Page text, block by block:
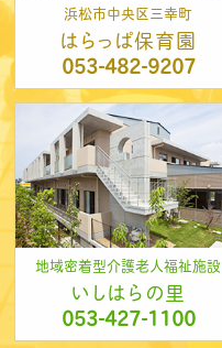
浜松市中央区三幸町
はらっぱ保育園
053-482-9207
地域密着型介護老人福祉施設
いしはらの里
053-427-1100